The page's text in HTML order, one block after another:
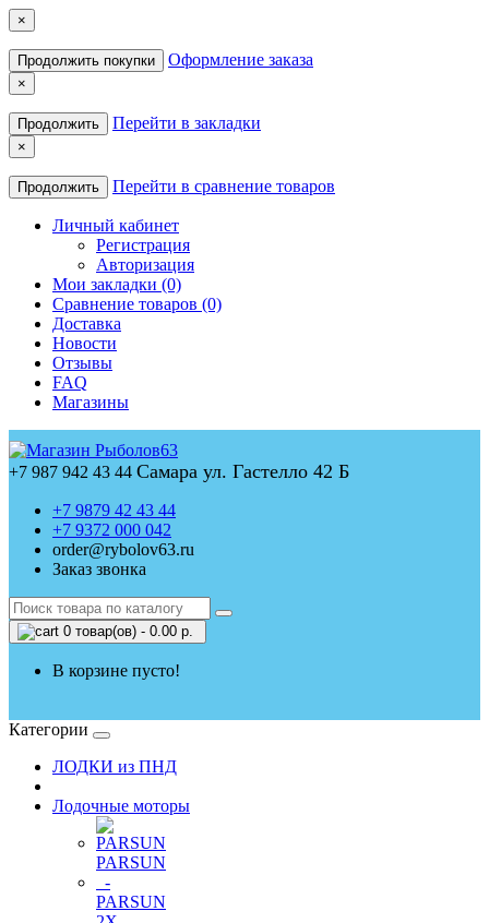
×
Продолжить покупки Оформление заказа
×
Продолжить Перейти в закладки
×
Продолжить Перейти в сравнение товаров
Личный кабинет
Регистрация
Авторизация
Мои закладки (0)
Сравнение товаров (0)
Доставка
Новости
Отзывы
FAQ
Магазины
+7 987 942 43 44 Самара ул. Гастелло 42 Б
+7 9879 42 43 44
+7 9372 000 042
order@rybolov63.ru
Заказ звонка
0 товар(ов) - 0.00 р.
В корзине пусто!
Категории
ЛОДКИ из ПНД
Лодочные моторы
PARSUN
-
PARSUN